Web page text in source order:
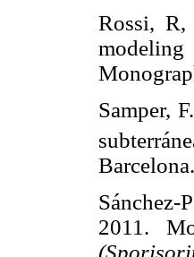
Rossi,
Samper,
Sánchez-
2011.